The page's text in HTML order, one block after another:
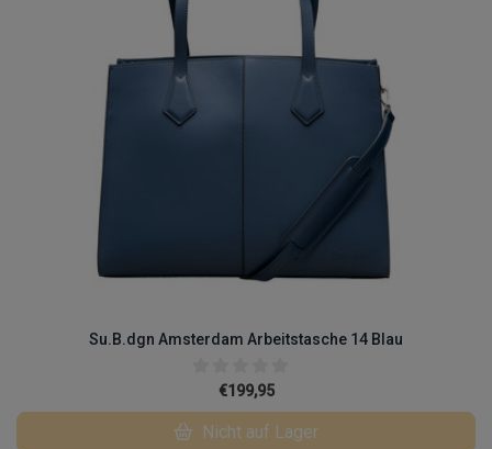
Su.B.dgn Amsterdam Arbeitstasche 14 Blau
€199,95
Nicht auf Lager